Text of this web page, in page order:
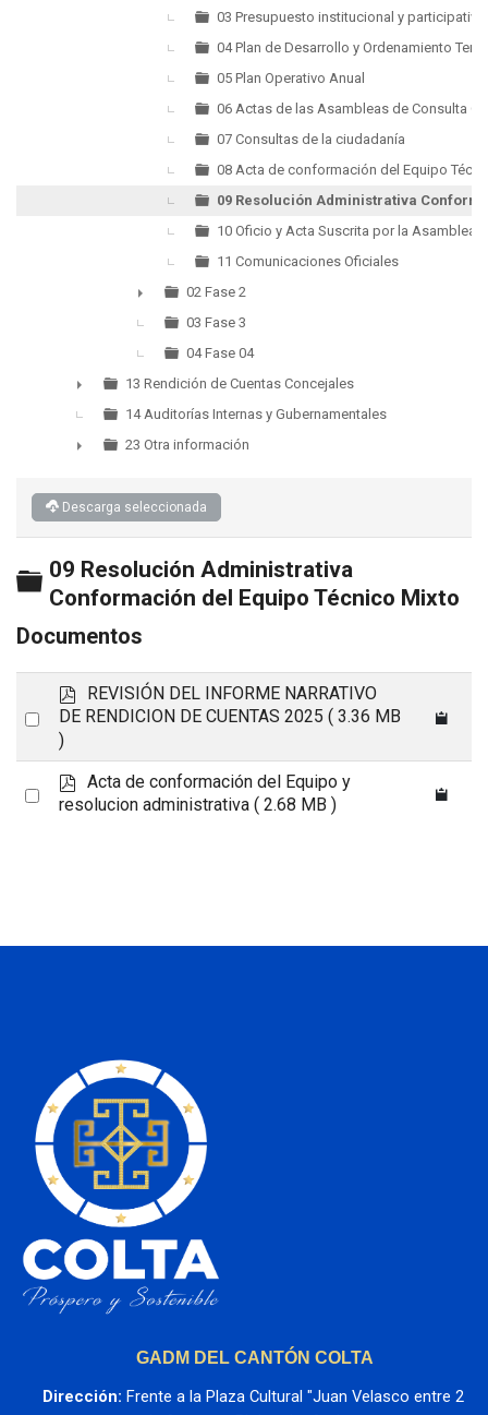
03 Presupuesto institucional y participativo
04 Plan de Desarrollo y Ordenamiento
05 Plan Operativo Anual
06 Actas de las Asambleas de Consulta
07 Consultas de la ciudadanía
08 Acta de conformación del Equipo
09 Resolución Administrativa
10 Oficio y Acta Suscrita por la Asamblea
11 Comunicaciones Oficiales
►
02 Fase 2
03 Fase 3
04 Fase 04
►
13 Rendición de Cuentas Concejales
14 Auditorías Internas y Gubernamentales
23 Otra información
Descarga seleccionada
Carpeta
09 Resolución Administrativa
Conformación del Equipo Técnico Mixto
Documentos
Select
p
d
REVISIÓN DEL INFORME NARRATIVO
DE RENDICION DE CUENTAS 2025 ( 3.36 MB
)
Select
p
d
Acta de conformación del Equipo y
resolucion administrativa ( 2.68 MB )
GADM DEL CANTÓN COLTA
Dirección: Frente a la Plaza Cultural "Juan Velasco entre 2